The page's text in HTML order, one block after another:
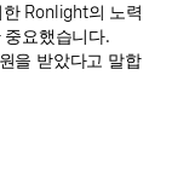
Ronlight의 노력
요했습니다.
을 받았다고 말합